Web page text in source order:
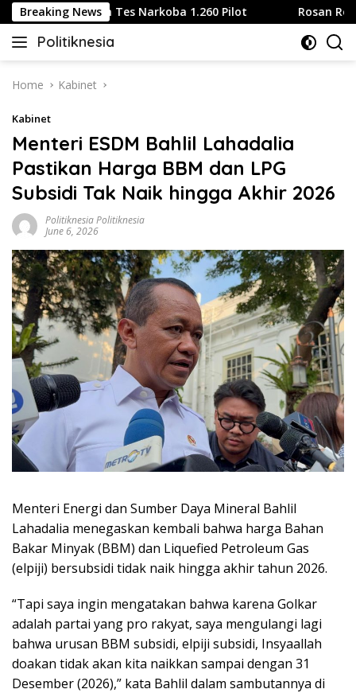
Skip
to
content
Breaking News
Wajibkan Tes Narkoba 1.260 Pilot Rosan
Politiknesia
Politiknesia.com
Home Kabinet
Kabinet
Menteri ESDM Bahlil Lahadalia
Pastikan Harga BBM dan LPG
Subsidi Tak Naik hingga Akhir 2026
Politiknesia Politiknesia
June 6, 2026
Menteri Energi dan Sumber Daya Mineral Bahlil
Lahadalia menegaskan kembali bahwa harga Bahan
Bakar Minyak (BBM) dan Liquefied Petroleum Gas
(elpiji) bersubsidi tidak naik hingga akhir tahun 2026.
“Tapi saya ingin mengatakan bahwa karena Golkar
adalah partai yang pro rakyat, saya mengulangi lagi
bahwa urusan BBM subsidi, elpiji subsidi, Insyaallah
doakan tidak akan kita naikkan sampai dengan 31
Desember (2026),” kata Bahlil dalam sambutannya di